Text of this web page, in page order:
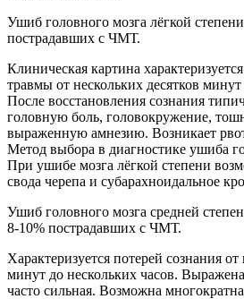
Ушиб головного мозга лёгкой
пострадавших с ЧМТ.
Клиническая картина
травмы от нескольких десятков
После восстановления сознания
головную боль, головокружение,
выраженную амнезию. Возникает
Метод выбора в диагностике ушиба
При ушибе мозга лёгкой степени
свода черепа и субарахноидальное
Ушиб головного мозга средней
8-10% пострадавших с ЧМТ.
Характеризуется потерей сознания от
минут до нескольких часов.
часто сильная. Возможна